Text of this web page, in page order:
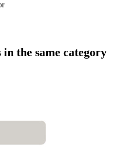
the same category